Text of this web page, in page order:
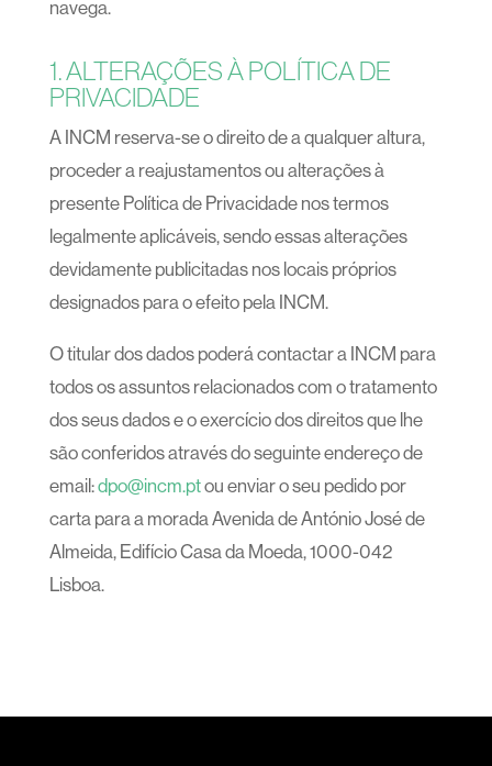
navega.
1. ALTERAÇÕES À POLÍTICA DE
PRIVACIDADE
A INCM reserva-se o direito de a qualquer altura,
proceder a reajustamentos ou alterações à
presente Política de Privacidade nos termos
legalmente aplicáveis, sendo essas alterações
devidamente publicitadas nos locais próprios
designados para o efeito pela INCM.
O titular dos dados poderá contactar a INCM para
todos os assuntos relacionados com o tratamento
dos seus dados e o exercício dos direitos que lhe
são conferidos através do seguinte endereço de
email:dpo@incm.ptou enviar o seu pedido por
carta para a morada Avenida de António José de
Almeida, Edifício Casa da Moeda, 1000-042
Lisboa.